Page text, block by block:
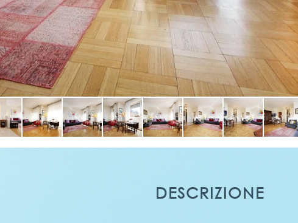
DESCRIZIONE